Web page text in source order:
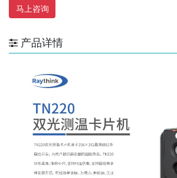
马上咨询
产品详情